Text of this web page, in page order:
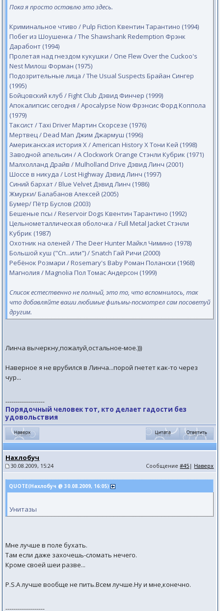
Пока я просто оставлю это здесь.
Криминальное чтиво / Pulp Fiction Квентин Тарантино (1994)
Побег из Шоушенка / The Shawshank Redemption Фрэнк
Дарабонт (1994)
Пролетая над гнездом кукушки / One Flew Over the Cuckoo's
Nest Милош Форман (1975)
Подозрительные лица / The Usual Suspects Брайан Сингер
(1995)
Бойцовский клуб / Fight Club Дэвид Финчер (1999)
Апокалипсис сегодня / Apocalypse Now Фрэнсис Форд Коппола
(1979)
Таксист / Taxi Driver Мартин Скорсезе (1976)
Мертвец / Dead Man Джим Джармуш (1996)
Американская история X / American History X Тони Кей (1998)
Заводной апельсин / A Clockwork Orange Стэнли Кубрик (1971)
Малхолланд Драйв / Mulholland Drive Дэвид Линч (2001)
Шоссе в никуда / Lost Highway Дэвид Линч (1997)
Синий бархат / Blue Velvet Дэвид Линч (1986)
Жмурки/ Балабанов Алексей (2005)
Бумер/ Пётр Буслов (2003)
Бешеные псы / Reservoir Dogs Квентин Тарантино (1992)
Цельнометаллическая оболочка / Full Metal Jacket Стэнли
Кубрик (1987)
Охотник на оленей / The Deer Hunter Майкл Чимино (1978)
Большой куш ("Сп...или") / Snatch Гай Ричи (2000)
Ребёнок Розмари / Rosemary's Baby Роман Полански (1968)
Магнолия / Magnolia Пол Томас Андерсон (1999)
Список естественно не полный, это то, что вспомнилось, так
что добавляйте ваши любимые фильмы-посмотрел сам посоветуй
другим.
Линча вычеркну,пожалуй,остальное-мое.)))
Наверное я не врубился в Линча...порой гнетет как-то через
чур...
--------------------
Порядочный человек тот, кто делает гадости без
удовольствия
Нахлобуч
30.08.2009, 15:24 Сообщение#45 | Наверх
QUOTE(Нахлобуч @ 30.08.2009, 16:05)
Унитазы
Мне лучше в поле бухать.
Там если даже захочешь-сломать нечего.
Кроме своей шеи разве...
P.S.А лучше вообще не пить.Всем лучше.Ну и мне,конечно.
--------------------